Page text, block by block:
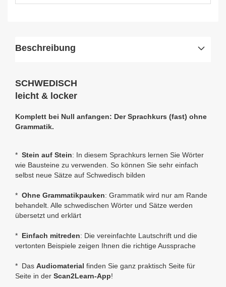
Beschreibung
SCHWEDISCH
leicht & locker
Komplett bei Null anfangen: Der Sprachkurs (fast) ohne
Grammatik.
* Stein auf Stein: In diesem Sprachkurs lernen Sie Wörter
wie Bausteine zu verwenden. So können Sie sehr einfach
selbst neue Sätze auf Schwedisch bilden
* Ohne Grammatikpauken: Grammatik wird nur am Rande
behandelt. Alle schwedischen Wörter und Sätze werden
übersetzt und erklärt
* Einfach mitreden: Die vereinfachte Lautschrift und die
vertonten Beispiele zeigen Ihnen die richtige Aussprache
* Das Audiomaterial finden Sie ganz praktisch Seite für
Seite in der Scan2Learn-App!